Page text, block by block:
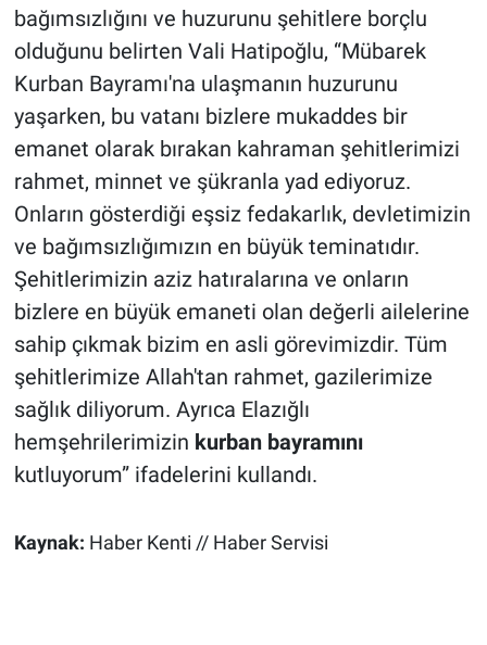
bağımsızlığını ve huzurunu şehitlere borçlu
olduğunu belirten Vali Hatipoğlu, “Mübarek
Kurban Bayramı'na ulaşmanın huzurunu
yaşarken, bu vatanı bizlere mukaddes bir
emanet olarak bırakan kahraman şehitlerimizi
rahmet, minnet ve şükranla yad ediyoruz.
Onların gösterdiği eşsiz fedakarlık, devletimizin
ve bağımsızlığımızın en büyük teminatıdır.
Şehitlerimizin aziz hatıralarına ve onların
bizlere en büyük emaneti olan değerli ailelerine
sahip çıkmak bizim en asli görevimizdir. Tüm
şehitlerimize Allah'tan rahmet, gazilerimize
sağlık diliyorum. Ayrıca Elazığlı
hemşehrilerimizin kurban bayramını
kutluyorum” ifadelerini kullandı.
Kaynak: Haber Kenti // Haber Servisi